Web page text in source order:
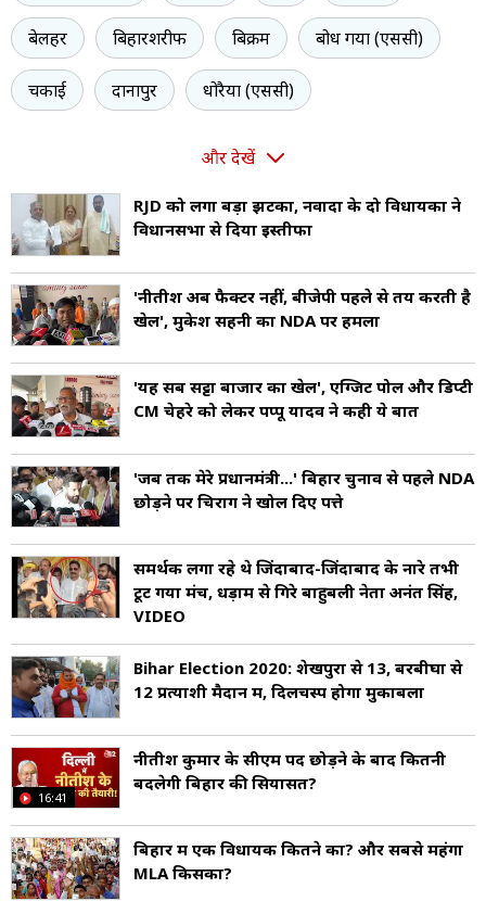
बेलहर बिहारशरीफ बिक्रम बोध गया (एससी)
चकाई दानापुर धोरैया (एससी)
और देखें
RJD को लगा बड़ा झटका, नवादा के दो विधायकों ने
विधानसभा से दिया इस्तीफा
'नीतीश अब फैक्टर नहीं, बीजेपी पहले से तय करती है
खेल', मुकेश सहनी का NDA पर हमला
'यह सब सट्टा बाजार का खेल', एग्जिट पोल और डिप्टी
CM चेहरे को लेकर पप्पू यादव ने कही ये बात
'जब तक मेरे प्रधानमंत्री...' बिहार चुनाव से पहले NDA
छोड़ने पर चिराग ने खोल दिए पत्ते
समर्थक लगा रहे थे जिंदाबाद-जिंदाबाद के नारे तभी
टूट गया मंच, धड़ाम से गिरे बाहुबली नेता अनंत सिंह,
VIDEO
Bihar Election 2020: शेखपुरा से 13, बरबीघा से
12 प्रत्याशी मैदान में, दिलचस्प होगा मुकाबला
16:41
नीतीश कुमार के सीएम पद छोड़ने के बाद क‍ितनी
बदलेगी ब‍िहार की स‍ियासत?
बिहार में एक विधायक कितने का? और सबसे महंगा
MLA किसका?